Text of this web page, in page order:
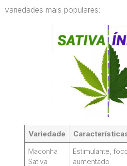
variedades mais populares:
Variedade
Maconha
Sativa
Estimulante,
aumentado